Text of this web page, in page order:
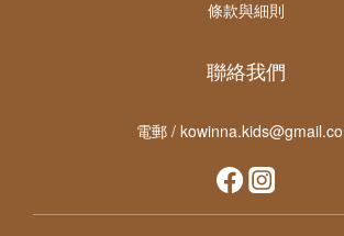
條款與細則
聯絡我們
電郵 /